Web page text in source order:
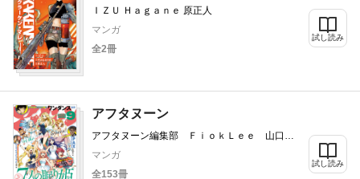
ＩＺＵ Ｈａｇａｎｅ 原正人
マンガ
全2冊
試し読み
アフタヌーン
アフタヌーン編集部 ＦｉｏｋＬｅｅ 山口つ
ばさ 城戸志保 ヨシダ。 陶延リュウ 石川
マンガ
全153冊
試し読み